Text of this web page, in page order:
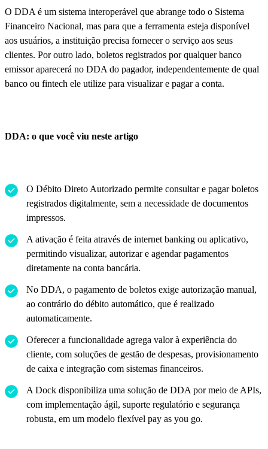
O DDA é um sistema interoperável que abrange todo o Sistema
Financeiro Nacional, mas para que a ferramenta esteja disponível
aos usuários, a instituição precisa fornecer o serviço aos seus
clientes. Por outro lado, boletos registrados por qualquer banco
emissor aparecerá no DDA do pagador, independentemente de qual
banco ou fintech ele utilize para visualizar e pagar a conta.
DDA: o que você viu neste artigo
O Débito Direto Autorizado permite consultar e pagar boletos
registrados digitalmente, sem a necessidade de documentos
impressos.
A ativação é feita através de internet banking ou aplicativo,
permitindo visualizar, autorizar e agendar pagamentos
diretamente na conta bancária.
No DDA, o pagamento de boletos exige autorização manual,
ao contrário do débito automático, que é realizado
automaticamente.
Oferecer a funcionalidade agrega valor à experiência do
cliente, com soluções de gestão de despesas, provisionamento
de caixa e integração com sistemas financeiros.
A Dock disponibiliza uma solução de DDA por meio de APIs,
com implementação ágil, suporte regulatório e segurança
robusta, em um modelo flexível pay as you go.